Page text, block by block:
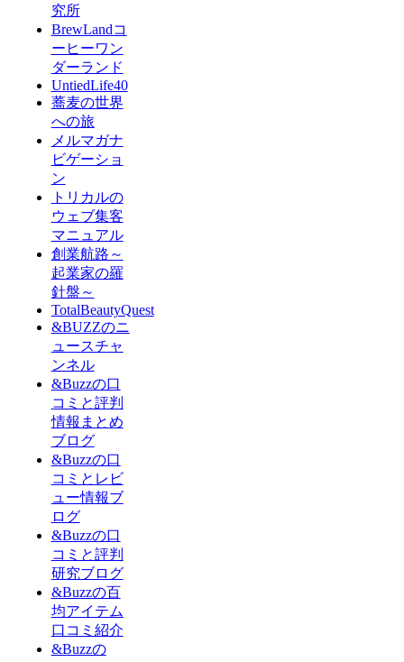
究所
BrewLandコ
ーヒーワン
ダーランド
UntiedLife40
蕎麦の世界
への旅
メルマガナ
ビゲーショ
ン
トリカルの
ウェブ集客
マニュアル
創業航路～
起業家の羅
針盤～
TotalBeautyQuest
&BUZZのニ
ュースチャ
ンネル
&Buzzの口
コミと評判
情報まとめ
ブログ
&Buzzの口
コミとレビ
ュー情報ブ
ログ
&Buzzの口
コミと評判
研究ブログ
&Buzzの百
均アイテム
口コミ紹介
&Buzzの